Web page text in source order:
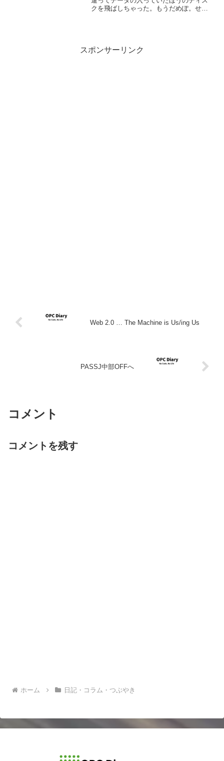
クを飛ばしちゃった。もうだめぽ。せっ
スポンサーリンク
Web 2.0 … The Machine is Us/ing Us
PASSJ中部OFFへ
コメント
コメントを残す
ホーム 日記・コラム・つぶやき